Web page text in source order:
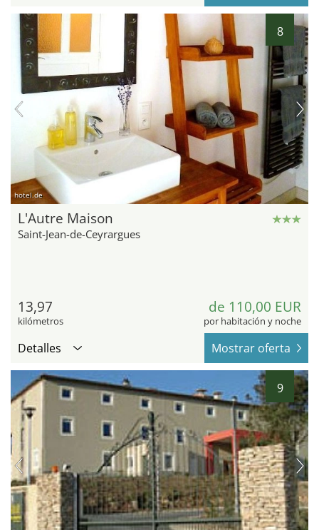
8
hotel.de
L'Autre Maison
Saint-Jean-de-Ceyrargues
13,97
kilómetros
de 110,00 EUR
por habitación y noche
Detalles Mostrar oferta
9